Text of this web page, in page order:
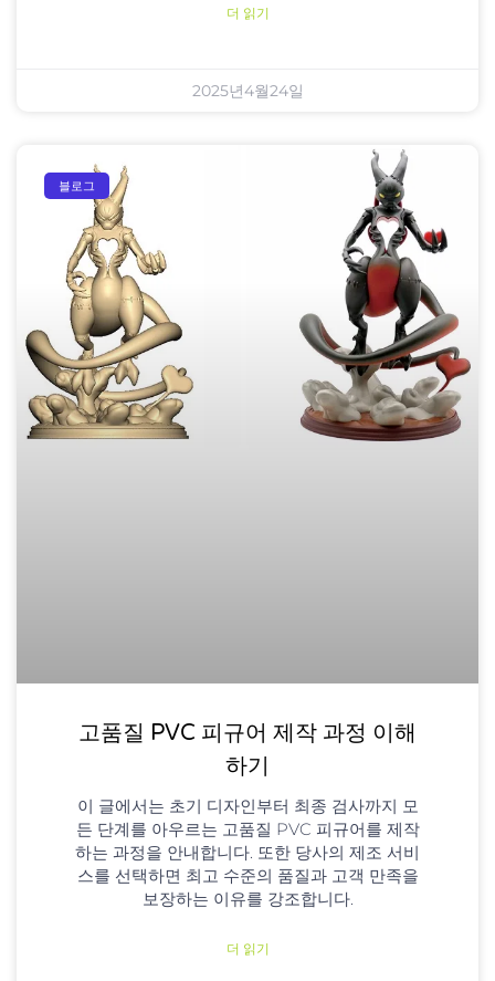
더 읽기
2025년4월24일
블로그
고품질 PVC 피규어 제작 과정 이해
하기
이 글에서는 초기 디자인부터 최종 검사까지 모
든 단계를 아우르는 고품질 PVC 피규어를 제작
하는 과정을 안내합니다. 또한 당사의 제조 서비
스를 선택하면 최고 수준의 품질과 고객 만족을
보장하는 이유를 강조합니다.
더 읽기